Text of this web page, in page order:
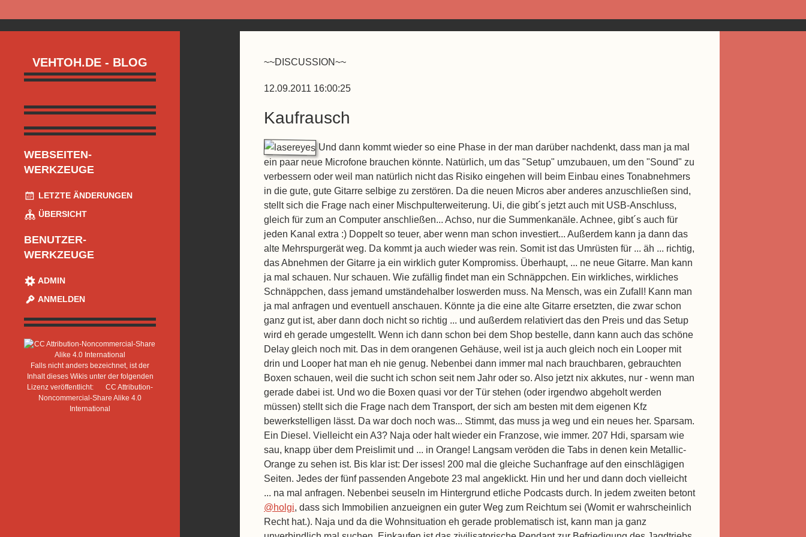
VEHTOH.DE - BLOG
WEBSEITEN-
WERKZEUGE
LETZTE ÄNDERUNGEN
ÜBERSICHT
BENUTZER-
WERKZEUGE
ADMIN
ANMELDEN
Falls nicht anders bezeichnet, ist der
Inhalt dieses Wikis unter der folgenden
Lizenz veröffentlicht:
CC Attribution-
Noncommercial-Share Alike 4.0
International
~~DISCUSSION~~
12.09.2011 16:00:25
Kaufrausch
Und dann kommt wieder so eine Phase in der man darüber nachdenkt, dass man ja mal
ein paar neue Microfone brauchen könnte. Natürlich, um das "Setup" umzubauen, um den "Sound" zu
verbessern oder weil man natürlich nicht das Risiko eingehen will beim Einbau eines Tonabnehmers
in die gute, gute Gitarre selbige zu zerstören. Da die neuen Micros aber anderes anzuschließen sind,
stellt sich die Frage nach einer Mischpulterweiterung. Ui, die gibt´s jetzt auch mit USB-Anschluss,
gleich für zum an Computer anschließen... Achso, nur die Summenkanäle. Achnee, gibt´s auch für
jeden Kanal extra :) Doppelt so teuer, aber wenn man schon investiert... Außerdem kann ja dann das
alte Mehrspurgerät weg. Da kommt ja auch wieder was rein. Somit ist das Umrüsten für ... äh ... richtig,
das Abnehmen der Gitarre ja ein wirklich guter Kompromiss. Überhaupt, ... ne neue Gitarre. Man kann
ja mal schauen. Nur schauen. Wie zufällig findet man ein Schnäppchen. Ein wirkliches, wirkliches
Schnäppchen, dass jemand umständehalber loswerden muss. Na Mensch, was ein Zufall! Kann man
ja mal anfragen und eventuell anschauen. Könnte ja die eine alte Gitarre ersetzten, die zwar schon
ganz gut ist, aber dann doch nicht so richtig ... und außerdem relativiert das den Preis und das Setup
wird eh gerade umgestellt. Wenn ich dann schon bei dem Shop bestelle, dann kann auch das schöne
Delay gleich noch mit. Das in dem orangenen Gehäuse, weil ist ja auch gleich noch ein Looper mit
drin und Looper hat man eh nie genug. Nebenbei dann immer mal nach brauchbaren, gebrauchten
Boxen schauen, weil die sucht ich schon seit nem Jahr oder so. Also jetzt nix akkutes, nur - wenn man
gerade dabei ist. Und wo die Boxen quasi vor der Tür stehen (oder irgendwo abgeholt werden
müssen) stellt sich die Frage nach dem Transport, der sich am besten mit dem eigenen Kfz
bewerkstelligen lässt. Da war doch noch was... Stimmt, das muss ja weg und ein neues her. Sparsam.
Ein Diesel. Vielleicht ein A3? Naja oder halt wieder ein Franzose, wie immer. 207 Hdi, sparsam wie
sau, knapp über dem Preislimit und ... in Orange! Langsam veröden die Tabs in denen kein Metallic-
Orange zu sehen ist. Bis klar ist: Der isses! 200 mal die gleiche Suchanfrage auf den einschlägigen
Seiten. Jedes der fünf passenden Angebote 23 mal angeklickt. Hin und her und dann doch vielleicht
... na mal anfragen. Nebenbei seuseln im Hintergrund etliche Podcasts durch. In jedem zweiten betont
@holgi, dass sich Immobilien anzueignen ein guter Weg zum Reichtum sei (Womit er wahrscheinlich
Recht hat.). Naja und da die Wohnsituation eh gerade problematisch ist, kann man ja ganz